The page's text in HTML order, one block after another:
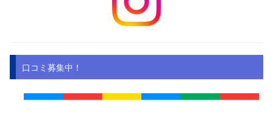
口コミ募集中！